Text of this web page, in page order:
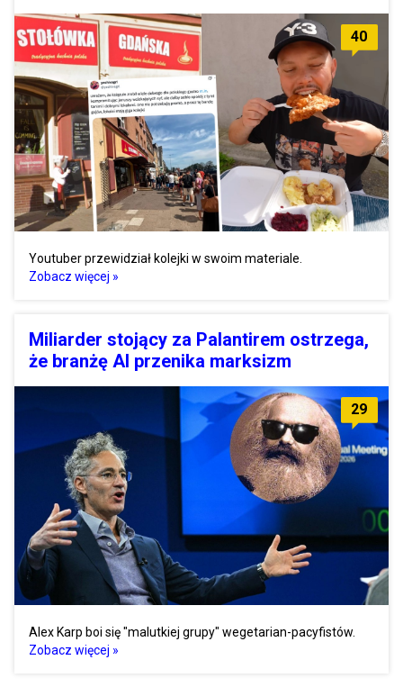
40
Youtuber przewidział kolejki w swoim materiale.
Zobacz więcej »
Miliarder stojący za Palantirem ostrzega,
że branżę AI przenika marksizm
29
Alex Karp boi się "malutkiej grupy" wegetarian-pacyfistów.
Zobacz więcej »